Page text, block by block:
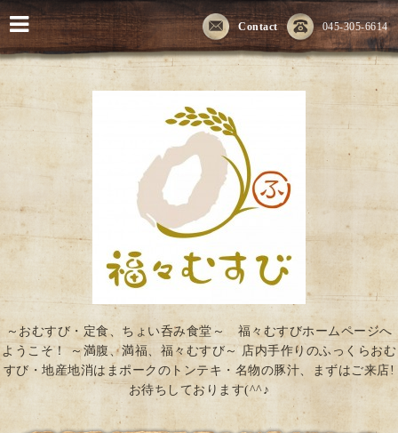
045-305-6614
Contact
～おむすび・定食、ちょい呑み食堂～ 福々むすびホームページへ
ようこそ！ ～満腹、満福、福々むすび～ 店内手作りのふっくらおむ
すび・地産地消はまポークのトンテキ・名物の豚汁、まずはご来店!
お待ちしております(^^♪